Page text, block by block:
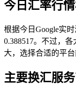
今日汇率行
根据今日Google实
0.388517。不过，
大，选择合适的平
主要换汇服